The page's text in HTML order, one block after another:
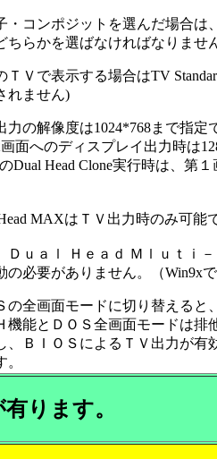
・コンポジットを選んだ場合
ちらかを選ばなければなりませ
ＴＶで表示する場合はTV
れません)
力の解像度は1024*768まで指定
画面へのディスプレイ出力時は
Dual Head Clone実行時は、第
MAXはＴＶ出力時のみ可能
Ｄｕａｌ Ｈｅａｄ Ｍｌｕｔｉ
の必要がありません。（Win9xで
の全画面モードに切り替えると
機能とＤＯＳ全画面モードは排
、ＢＩＯＳによるＴＶ出力が有
ります。